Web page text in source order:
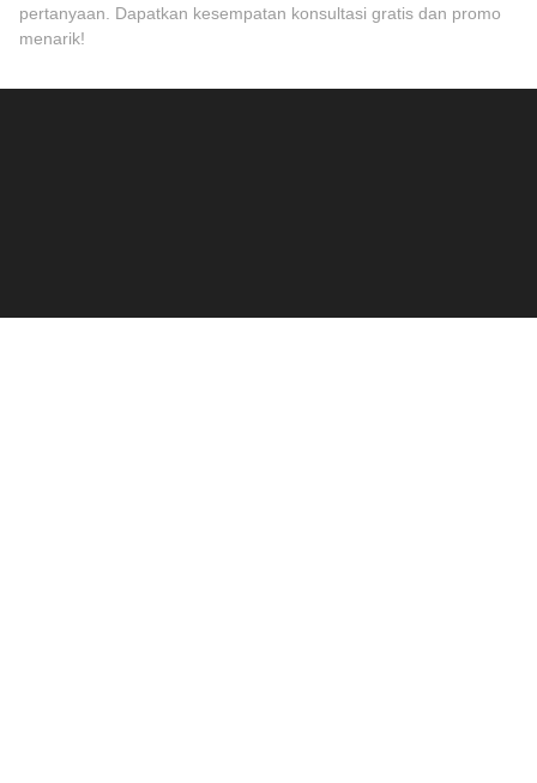
pertanyaan. Dapatkan kesempatan konsultasi gratis dan promo
menarik!